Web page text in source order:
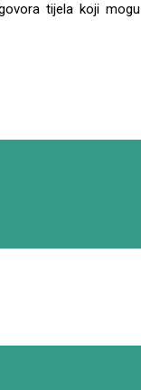
tijela koji mogu